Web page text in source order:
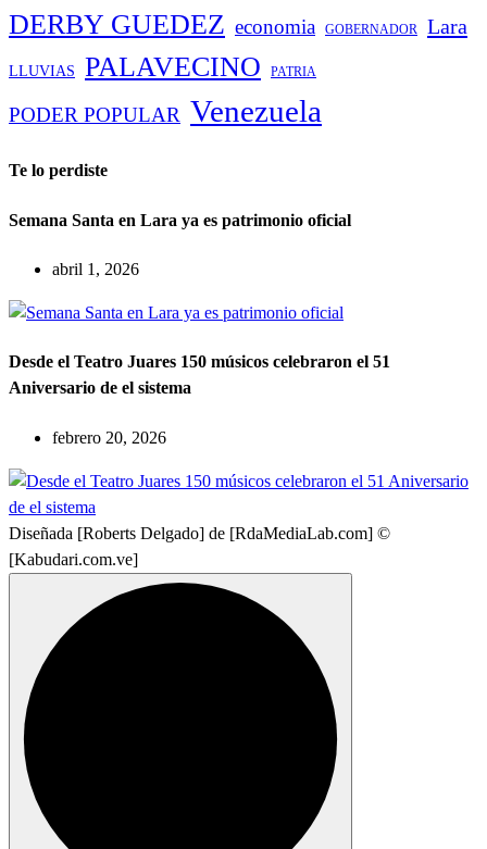
DERBY GUEDEZ economia GOBERNADOR Lara
LLUVIAS PALAVECINO PATRIA
PODER POPULAR Venezuela
Te lo perdiste
Semana Santa en Lara ya es patrimonio oficial
abril 1, 2026
Desde el Teatro Juares 150 músicos celebraron el 51
Aniversario de el sistema
febrero 20, 2026
Diseñada [Roberts Delgado] de [RdaMediaLab.com] ©
[Kabudari.com.ve]